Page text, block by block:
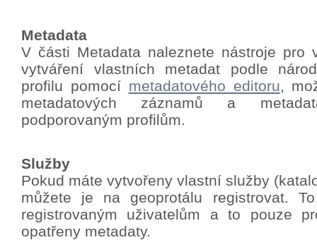
Metadata
V části Metadata naleznete nástroje pro
vytváření vlastních metadat podle
profilu pomocí metadatového editoru,
metadatových záznamů a
podporovaným profilům.
Služby
Pokud máte vytvořeny vlastní služby
můžete je na geoprotálu registrovat.
registrovaným uživatelům a to pouze
opatřeny metadaty.